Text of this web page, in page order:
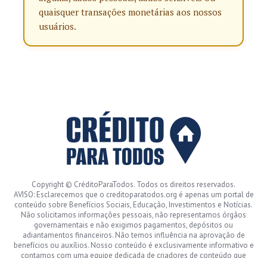
quaisquer transações monetárias aos nossos
usuários.
Copyright © CréditoParaTodos. Todos os direitos reservados.
AVISO: Esclarecemos que o creditoparatodos.org é apenas um portal de
conteúdo sobre Benefícios Sociais, Educação, Investimentos e Notícias.
Não solicitamos informações pessoais, não representamos órgãos
governamentais e não exigimos pagamentos, depósitos ou
adiantamentos financeiros. Não temos influência na aprovação de
benefícios ou auxílios. Nosso conteúdo é exclusivamente informativo e
contamos com uma equipe dedicada de criadores de conteúdo que